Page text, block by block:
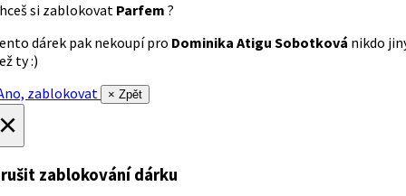
si zablokovat Parfem ?
dárek pak nekoupí pro Dominika Atigu Sobotková nikdo
ty :)
zablokovat
× Zpět
zablokování dárku